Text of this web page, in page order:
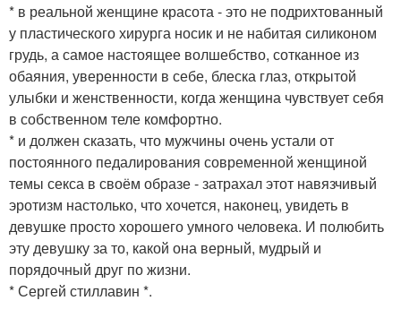
* в реальной женщине красота - это не подрихтованный
у пластического хирурга носик и не набитая силиконом
грудь, а самое настоящее волшебство, сотканное из
обаяния, уверенности в себе, блеска глаз, открытой
улыбки и женственности, когда женщина чувствует себя
в собственном теле комфортно.
* и должен сказать, что мужчины очень устали от
постоянного педалирования современной женщиной
темы секса в своём образе - затрахал этот навязчивый
эротизм настолько, что хочется, наконец, увидеть в
девушке просто хорошего умного человека. И полюбить
эту девушку за то, какой она верный, мудрый и
порядочный друг по жизни.
* Сергей стиллавин *.